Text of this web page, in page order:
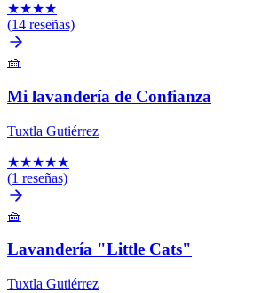
★★★★
(14 reseñas)
🧺
Mi lavandería de Confianza
Tuxtla Gutiérrez
★★★★★
(1 reseñas)
🧺
Lavandería "Little Cats"
Tuxtla Gutiérrez